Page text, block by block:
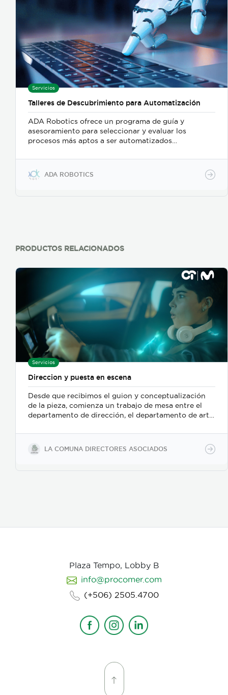
Servicios
Talleres de Descubrimiento para Automatización
ADA Robotics ofrece un programa de guía y
asesoramiento para seleccionar y evaluar los
procesos más aptos a ser automatizados
plazo. En esta primera fase, la organización descubre
cuáles son aquellos procesos idóneos capaces de
generar un alto impacto en la organización
ADA ROBOTICS
PRODUCTOS RELACIONADOS
Servicios
Direccion y puesta en escena
Desde que recibimos el guion y conceptualización
de la pieza, comienza un trabajo de mesa entre el
departamento de dirección, el departamento de arte,
buscamos reforzar la historia, nos centramos
fuertemente en la selección de casting, en el tono
para los actores con instrucciones claras, paletas de
LA COMUNA DIRECTORES ASOCIADOS
Plaza Tempo, Lobby B
info@procomer.com
(+506) 2505.4700